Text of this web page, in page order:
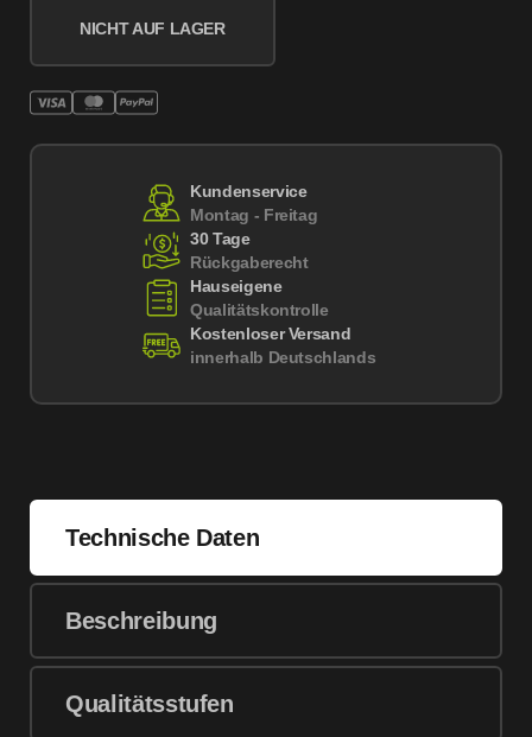
NICHT AUF LAGER
Kundenservice
Montag - Freitag
30 Tage
Rückgaberecht
Hauseigene
Qualitätskontrolle
Kostenloser Versand
innerhalb Deutschlands
Technische Daten
Beschreibung
Qualitätsstufen